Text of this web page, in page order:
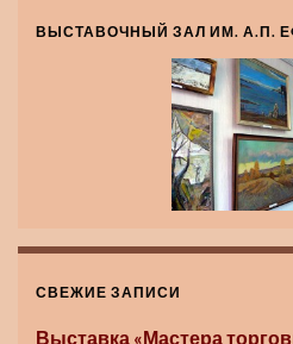
ВЫСТАВОЧНЫЙ ЗАЛ ИМ. А.П.
СВЕЖИЕ ЗАПИСИ
Выставка «Мастера